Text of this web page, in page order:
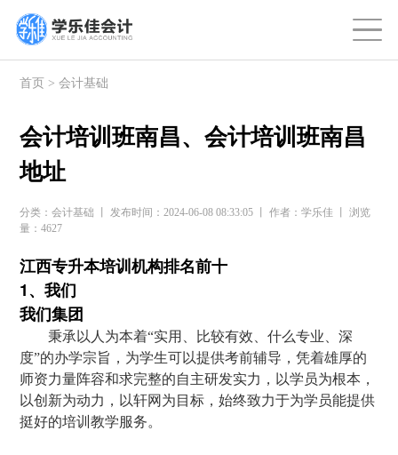
首页 >会计基础
会计培训班南昌、会计培训班南昌
地址
分类：会计基础 丨 发布时间：2024-06-08 08:33:05 丨 作者：学乐佳 丨 浏览
量：4627
江西专升本培训机构排名前十
1、我们
我们集团
秉承以人为本着“实用、比较有效、什么专业、深
度”的办学宗旨，为学生可以提供考前辅导，凭着雄厚的
师资力量阵容和求完整的自主研发实力，以学员为根本，
以创新为动力，以轩网为目标，始终致力于为学员能提供
挺好的培训教学服务。